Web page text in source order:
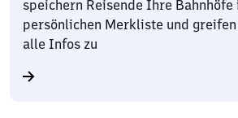
speichern Reisende Ihre
persönlichen Merkliste und
alle Infos zu